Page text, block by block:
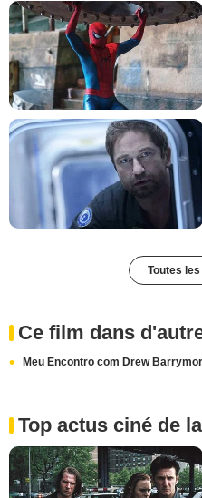
Toutes
Ce film dans
Meu Encontro com Drew
Top actus ciné de